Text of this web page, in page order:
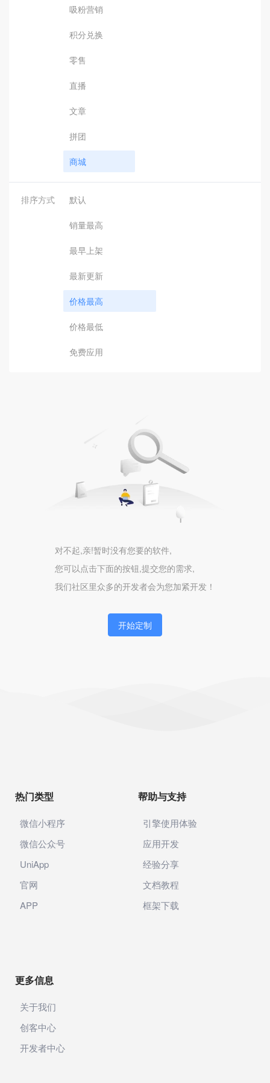
吸粉营销
积分兑换
零售
直播
文章
拼团
商城
排序方式 默认
销量最高
最早上架
最新更新
价格最高
价格最低
免费应用
对不起,亲!暂时没有您要的软件,
您可以点击下面的按钮,提交您的需求,
我们社区里众多的开发者会为您加紧开发！
开始定制
热门类型
微信小程序
微信公众号
UniApp
官网
APP
帮助与支持
引擎使用体验
应用开发
经验分享
文档教程
框架下载
更多信息
关于我们
创客中心
开发者中心